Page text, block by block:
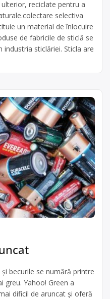
reciclate pentru a
selectiva
un material de înlocuire
de fabricile de sticlă se
sticlăriei. Sticla are
becurile se numără printre
greu. Yahoo! Green a
dificil de aruncat şi oferă